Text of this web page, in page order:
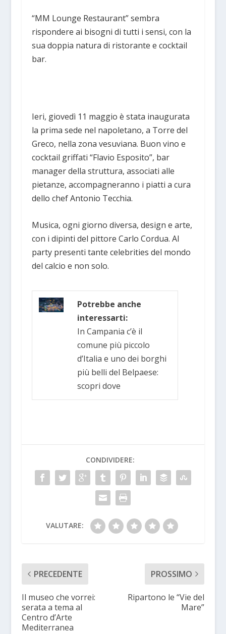
“MM Lounge Restaurant” sembra
rispondere ai bisogni di tutti i sensi, con la
sua doppia natura di ristorante e cocktail
bar.
Ieri, giovedì 11 maggio è stata inaugurata
la prima sede nel napoletano, a Torre del
Greco, nella zona vesuviana. Buon vino e
cocktail griffati “Flavio Esposito”, bar
manager della struttura, associati alle
pietanze, accompagneranno i piatti a cura
dello chef Antonio Tecchia.
Musica, ogni giorno diversa, design e arte,
con i dipinti del pittore Carlo Cordua. Al
party presenti tante celebrities del mondo
del calcio e non solo.
Potrebbe anche
interessarti:
In Campania c’è il
comune più piccolo
d’Italia e uno dei borghi
più belli del Belpaese:
scopri dove
CONDIVIDERE:
VALUTARE:
PRECEDENTE
Il museo che vorrei:
serata a tema al
Centro d’Arte
Mediterranea
PROSSIMO
Ripartono le “Vie del
Mare”